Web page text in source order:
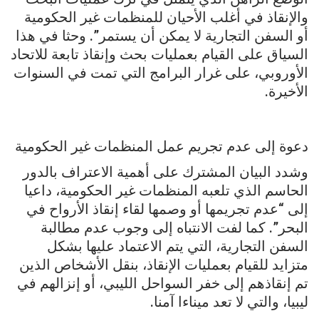
والإنقاذ في أغلب الأحيان للمنظمات غير الحكومية
أو السفن التجارية لا يمكن أن يستمر”. وحثا في هذا
السياق على القيام بعمليات بحث وإنقاذ تابعة للاتحاد
الأوروبي، على غرار البرامج التي تمت في السنوات
الأخيرة.
دعوة إلى عدم تجريم عمل المنظمات غير الحكومية
وشدد البيان المشترك على أهمية الاعتراف بالدور
الحاسم الذي تلعبه المنظمات غير الحكومية، داعيا
إلى “عدم تجريمها أو وصمها لقاء إنقاذ الأرواح في
البحر”. كما لفت الانتباه إلى وجوب عدم مطالبة
السفن التجارية، التي يتم الاعتماد عليها بشكل
متزايد للقيام بعمليات الإنقاذ، بنقل الأشخاص الذين
تم إنقاذهم إلى خفر السواحل الليبي، أو إنزالهم في
ليبيا، والتي لا تعد ميناءا آمنا.